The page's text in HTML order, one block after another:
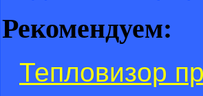
Рекомендуем:
Тепловизор